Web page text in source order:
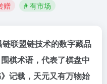
赠 # 有市场
联盟链技术的数字藏品
棋术语，代表了棋盘中
记载，天元又有万物始